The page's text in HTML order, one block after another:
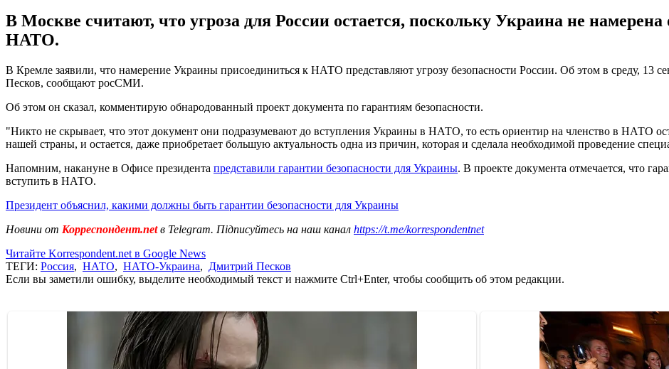
В Москве считают, что угроза для России остается, поскольку Украина не
НАТО.
В Кремле заявили, что намерение Украины присоединиться к НАТО представляют угрозу безопасности России. Об этом в среду, 13
Песков, сообщают росСМИ.
Об этом он сказал, комментирую обнародованный проект документа по гарантиям безопасности.
"Никто не скрывает, что этот документ они подразумевают до вступления Украины в НАТО, то есть ориентир на членство в НАТО
нашей страны, и остается, даже приобретает большую актуальность одна из причин, которая и сделала необходимой проведение
Напомним, накануне в Офисе президента представили гарантии безопасности для Украины. В проекте документа отмечается, что
вступить в НАТО.
Президент объяснил, какими должны быть гарантии безопасности для Украины
Новини от Корреспондент.netв Telegram. Підписуйтесь на наш канал https://t.me/korrespondentnet
Читайте Korrespondent.net в Google News
ТЕГИ: Россия, НАТО, НАТО-Украина, Дмитрий Песков
Если вы заметили ошибку, выделите необходимый текст и нажмите Ctrl+Enter, чтобы сообщить об этом редакции.